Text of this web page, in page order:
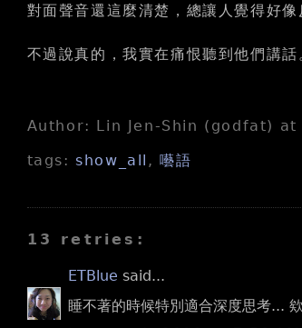
對面聲音還這麼清楚，總讓人覺得好像
不過說真的，我實在痛恨聽到他們講
Author: Lin Jen-Shin (godfat) at
tags:show_all ,囈語
13 retries:
ETBlue said...
睡不著的時候特別適合深度思考...